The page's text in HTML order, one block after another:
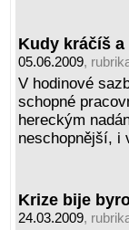
Kudy kráčíš
05.06.2009,
V hodinové
schopné
hereckým
neschopnější,
Krize bije
24.03.2009,